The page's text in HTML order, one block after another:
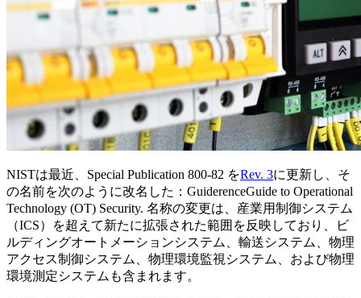
NISTは最近、Special Publication 800-82 をRev. 3に更新し、そ
の名前を次のように改名した：GuiderenceGuide to Operational
Technology (OT) Security. 名称の変更は、産業用制御システム
（ICS）を超えて新たに拡張された範囲を反映しており、ビ
ルディングオートメーションシステム、輸送システム、物理
アクセス制御システム、物理環境監視システム、および物理
環境測定システムも含まれます。